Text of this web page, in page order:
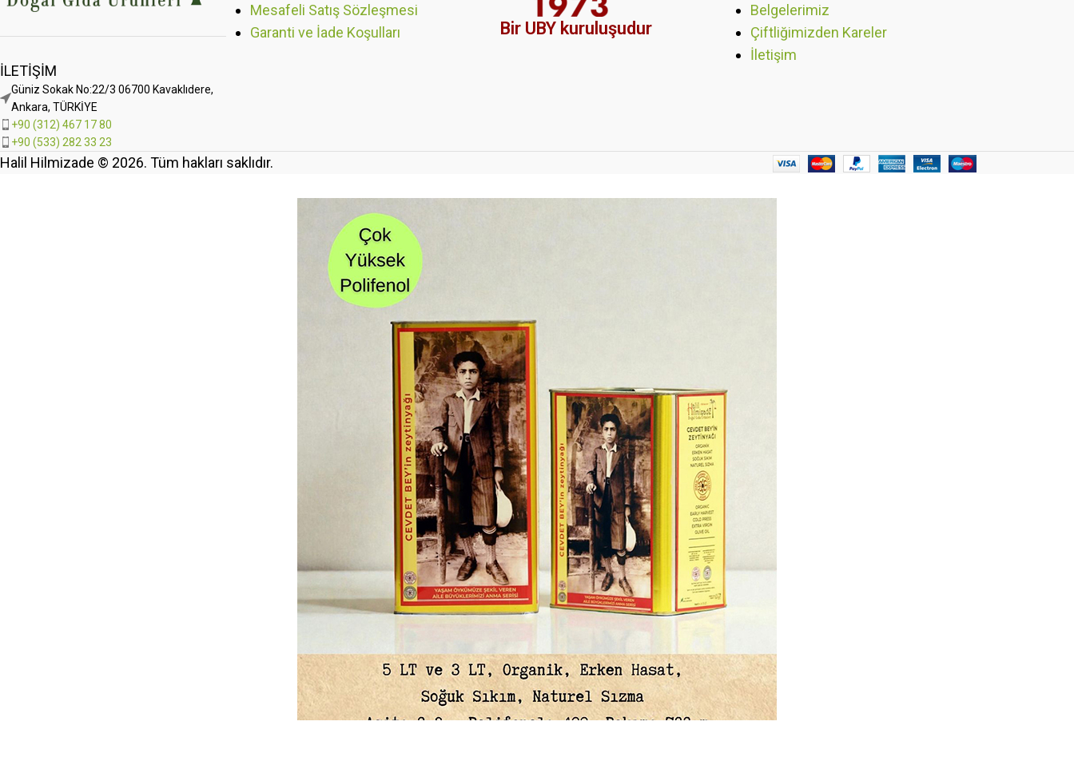
İLETIŞIM
Güniz Sokak No:22/3 06700 Kavaklıdere,
Ankara, TÜRKİYE
+90 (312) 467 17 80
+90 (533) 282 33 23
Mesafeli Satış Sözleşmesi
Garanti ve İade Koşulları
Bir UBY kuruluşudur
Belgelerimiz
Çiftliğimizden Kareler
İletişim
Halil Hilmizade © 2026. Tüm hakları saklıdır.